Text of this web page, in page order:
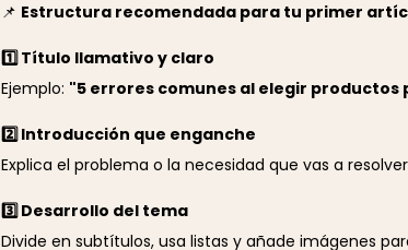
📌 Estructura recomendada para tu primer
1️⃣ Título llamativo y claro
Ejemplo: "5 errores comunes al elegir productos
2️⃣ Introducción que enganche
Explica el problema o la necesidad que vas a
3️⃣ Desarrollo del tema
Divide en subtítulos, usa listas y añade imágenes